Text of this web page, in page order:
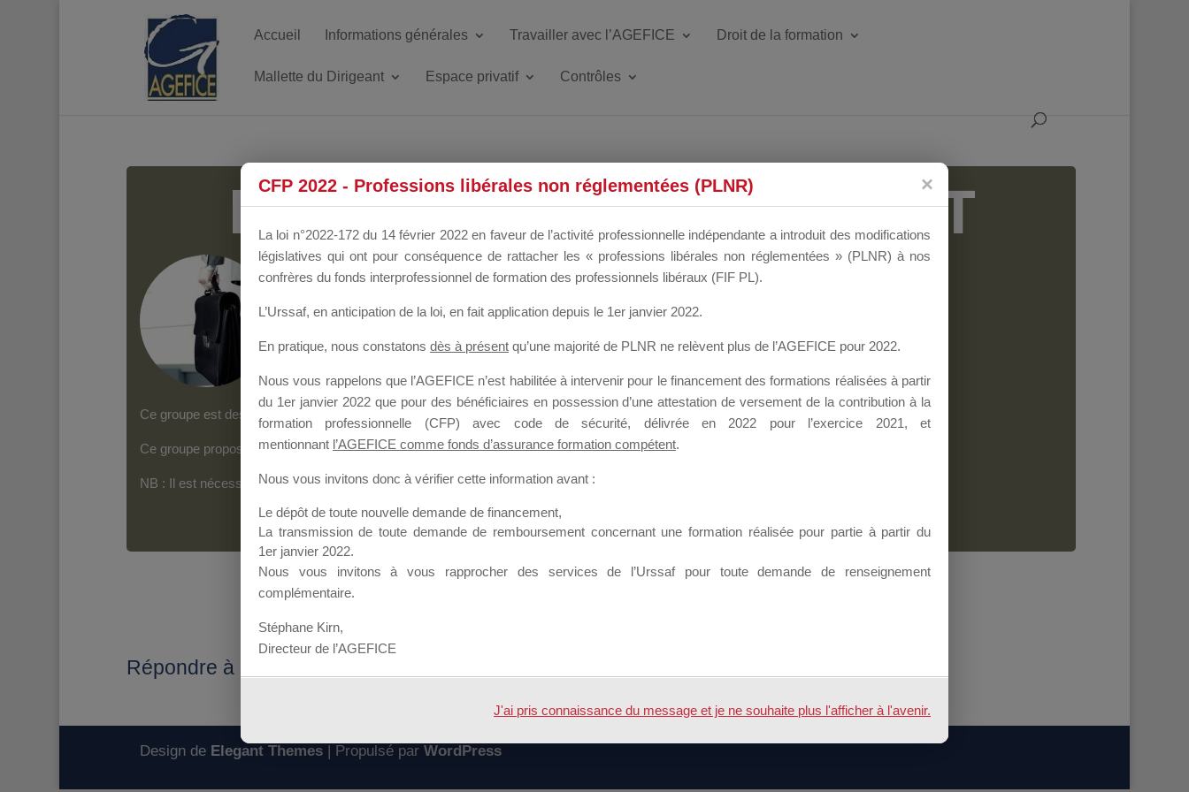
Accueil Informations générales Travailler avec l’AGEFICE Droit de la formation
Mallette du Dirigeant Espace privatif Contrôles
MALLETTE DU DIRIGEANT
Groupe Public il y a un mois
Ce groupe est destiné aux Organismes de Formation qui souhaitent répondre à l’Appel à Propositions Mallette du Dirigeant.
Ce groupe propose un forum dédié au support sur lequel il est possible de laisser un message ou poser une question.
NB : Il est nécessaire d’êtreinscrit(e)pour pouvoir rejoindre ce groupe
Répondre à : a quel moment un dirigeant peut bénéficier de ma MDD
Design de Elegant Themes| Propulsé par WordPress
CFP 2022 - Professions libérales non réglementées (PLNR)
La loi n°2022-172 du 14 février 2022 en faveur de l’activité professionnelle indépendante a introduit des modifications
législatives qui ont pour conséquence de rattacher les « professions libérales non réglementées » (PLNR) à nos
confrères du fonds interprofessionnel de formation des professionnels libéraux (FIF PL).
L’Urssaf, en anticipation de la loi, en fait application depuis le 1er janvier 2022.
En pratique, nous constatons dès à présent qu’une majorité de PLNR ne relèvent plus de l’AGEFICE pour 2022.
Nous vous rappelons que l’AGEFICE n’est habilitée à intervenir pour le financement des formations réalisées à partir
du 1er janvier 2022 que pour des bénéficiaires en possession d’une attestation de versement de la contribution à la
formation professionnelle (CFP) avec code de sécurité, délivrée en 2022 pour l’exercice 2021, et
mentionnant l’AGEFICE comme fonds d’assurance formation compétent.
Nous vous invitons donc à vérifier cette information avant :
Le dépôt de toute nouvelle demande de financement,
La transmission de toute demande de remboursement concernant une formation réalisée pour partie à partir du
1er janvier 2022.
Nous vous invitons à vous rapprocher des services de l’Urssaf pour toute demande de renseignement
complémentaire.
Stéphane Kirn,
Directeur de l’AGEFICE
J'ai pris connaissance du message et je ne souhaite plus l'afficher à l'avenir.